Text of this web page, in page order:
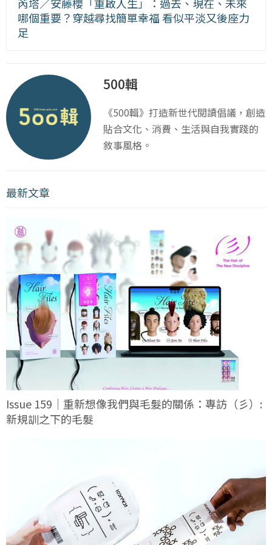
哪個重要？穿越尋找簡單幸福 看似平淡又後座力
足
500輯
《500輯》打造新世代閱讀倡議，創造
貼合文化、消費、生活與自我實踐的
敘事風格。
最新文章
Issue 159｜重新想像我們與毛髮的關係：專訪（彡）:
新規訓之下的毛髮